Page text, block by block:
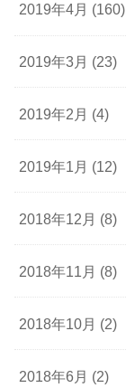
2019年4月 (160)
2019年3月 (23)
2019年2月 (4)
2019年1月 (12)
2018年12月 (8)
2018年11月 (8)
2018年10月 (2)
2018年6月 (2)